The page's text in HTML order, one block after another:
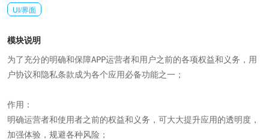
UI/界面
模块说明
为了充分的明确和保障APP运营者和用户之前的各项权益和义务，用
户协议和隐私条款成为各个应用必备功能之一；
作用：
明确运营者和使用者之前的权益和义务，可大大提升应用的透明度，
加强体验，规避各种风险；